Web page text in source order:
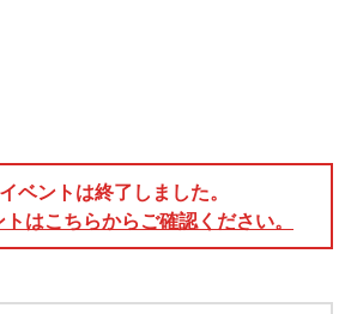
ベントは終了しました。
はこちらからご確認ください。